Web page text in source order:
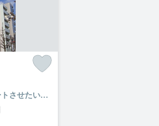
新生活を失敗せず、スタートさせたいならこちらの「ライブコート丸の内」はいかがでしょうか。セブンイレブン 名古屋丸の内3本町通店まで徒歩4分と近場にコンビニがあるのもポイント。ルームエージェント（リアルマークス）はお客様の住まい探しサポートいたします。こだわりたい条件や希望がございましたら、お気軽に当社へお問い合わせ下さい。